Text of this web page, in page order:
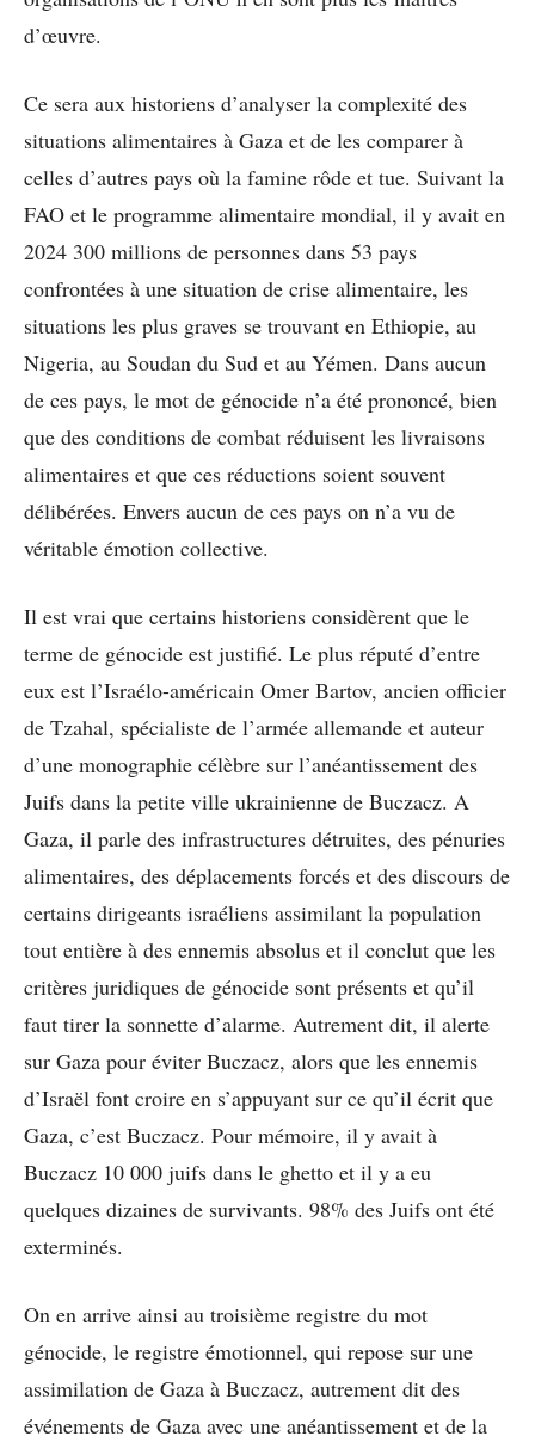
d’œuvre.
Ce sera aux historiens d’analyser la complexité des
situations alimentaires à Gaza et de les comparer à
celles d’autres pays où la famine rôde et tue. Suivant la
FAO et le programme alimentaire mondial, il y avait en
2024 300 millions de personnes dans 53 pays
confrontées à une situation de crise alimentaire, les
situations les plus graves se trouvant en Ethiopie, au
Nigeria, au Soudan du Sud et au Yémen. Dans aucun
de ces pays, le mot de génocide n’a été prononcé, bien
que des conditions de combat réduisent les livraisons
alimentaires et que ces réductions soient souvent
délibérées. Envers aucun de ces pays on n’a vu de
véritable émotion collective.
Il est vrai que certains historiens considèrent que le
terme de génocide est justifié. Le plus réputé d’entre
eux est l’Israélo-américain Omer Bartov, ancien officier
de Tzahal, spécialiste de l’armée allemande et auteur
d’une monographie célèbre sur l’anéantissement des
Juifs dans la petite ville ukrainienne de Buczacz. A
Gaza, il parle des infrastructures détruites, des pénuries
alimentaires, des déplacements forcés et des discours de
certains dirigeants israéliens assimilant la population
tout entière à des ennemis absolus et il conclut que les
critères juridiques de génocide sont présents et qu’il
faut tirer la sonnette d’alarme. Autrement dit, il alerte
sur Gaza pour éviter Buczacz, alors que les ennemis
d’Israël font croire en s’appuyant sur ce qu’il écrit que
Gaza, c’est Buczacz. Pour mémoire, il y avait à
Buczacz 10 000 juifs dans le ghetto et il y a eu
quelques dizaines de survivants. 98% des Juifs ont été
exterminés.
On en arrive ainsi au troisième registre du mot
génocide, le registre émotionnel, qui repose sur une
assimilation de Gaza à Buczacz, autrement dit des
événements de Gaza avec une anéantissement et de la